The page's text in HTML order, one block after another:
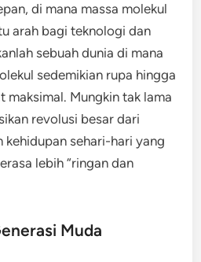
di mana massa molekul
arah bagi teknologi dan
sebuah dunia di mana
sedemikian rupa hingga
maksimal. Mungkin tak lama
revolusi besar dari
kehidupan sehari-hari yang
lebih “ringan dan
Muda